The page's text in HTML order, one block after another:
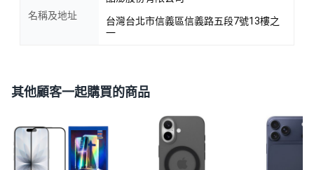
名稱及地址
台灣台北市信義區信義路五段7號13樓之
一
其他顧客一起購買的商品